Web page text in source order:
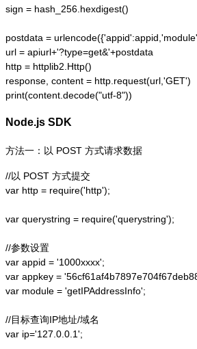
sign = hash_256.hexdigest()
postdata =
url = apiurl+'?type=get&'+postdata
http = httplib2.Http()
response, content = http.request(url,'GET')
print(content.decode("utf-8"))
Node.js SDK
方法一：以 POST 方式请求数据
//以 POST 方式提交
var http = require('http');
var querystring = require('querystring');
//参数设置
var appid = '1000xxxx';
var appkey =
var module = 'getIPAddressInfo';
//目标查询IP地址/域名
var ip='127.0.0.1';